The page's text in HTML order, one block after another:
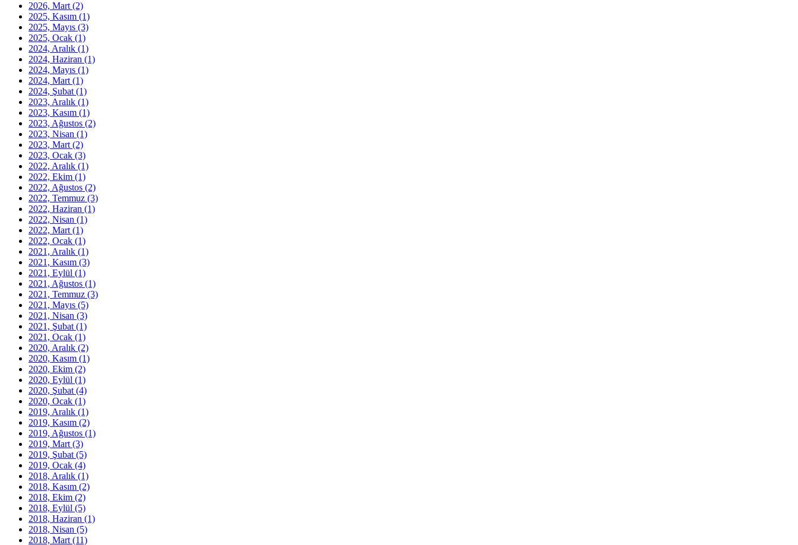
2026, Mart(2)
2025, Kasım (1)
2025, Mayıs (3)
2025, Ocak (1)
2024, Aralık (1)
2024, Haziran (1)
2024, Mayıs (1)
2024, Mart(1)
2024, Şubat(1)
2023, Aralık (1)
2023, Kasım (1)
2023, Ağustos (2)
2023, Nisan (1)
2023, Mart(2)
2023, Ocak (3)
2022, Aralık (1)
2022, Ekim (1)
2022, Ağustos (2)
2022, Temmuz (3)
2022, Haziran (1)
2022, Nisan (1)
2022, Mart(1)
2022, Ocak (1)
2021, Aralık (1)
2021, Kasım (3)
2021, Eylül (1)
2021, Ağustos (1)
2021, Temmuz (3)
2021, Mayıs (5)
2021, Nisan (3)
2021, Şubat(1)
2021, Ocak (1)
2020, Aralık (2)
2020, Kasım (1)
2020, Ekim (2)
2020, Eylül (1)
2020, Şubat(4)
2020, Ocak (1)
2019, Aralık (1)
2019, Kasım (2)
2019, Ağustos (1)
2019, Mart(3)
2019, Şubat(5)
2019, Ocak (4)
2018, Aralık (1)
2018, Kasım (2)
2018, Ekim (2)
2018, Eylül (5)
2018, Haziran (1)
2018, Nisan (5)
2018, Mart(11)